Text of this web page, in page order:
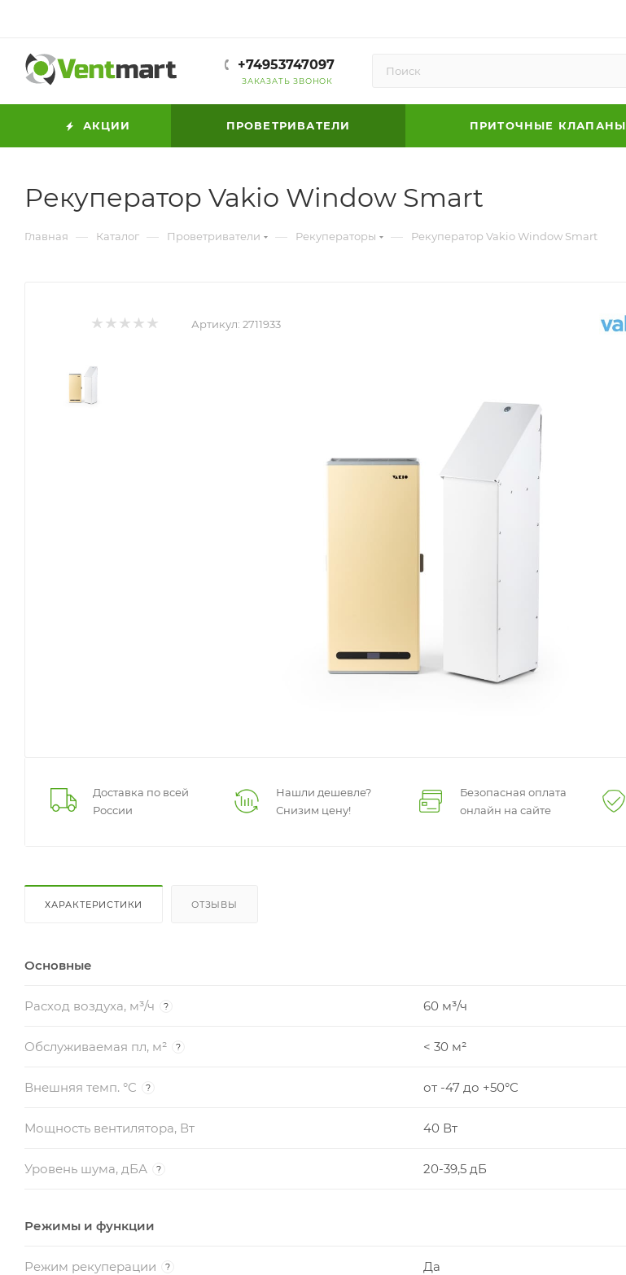
+74953747097
ЗАКАЗАТЬ ЗВОНОК
АКЦИИ ПРОВЕТРИВАТЕЛИ ПРИТОЧНЫЕ КЛАПАНЫ
Рекуператор Vakio Window Smart
Главная — Каталог — Проветриватели — Рекуператоры — Рекуператор Vakio Window Smart
Артикул: 2711933
Доставка по всей
России
Нашли дешевле?
Снизим цену!
Безопасная оплата
онлайн на сайте
ХАРАКТЕРИСТИКИ ОТЗЫВЫ
Основные
Расход воздуха, м³/ч ? 60 м³/ч
Обслуживаемая пл, м² ? < 30 м²
Внешняя темп. °C ? от -47 до +50°C
Мощность вентилятора, Вт 40 Вт
Уровень шума, дБА ? 20-39,5 дБ
Режимы и функции
Режим рекуперации ? Да